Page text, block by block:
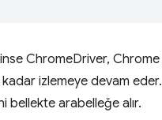
ChromeDriver, Chrome
izlemeye devam
bellekte arabelleğe alır.